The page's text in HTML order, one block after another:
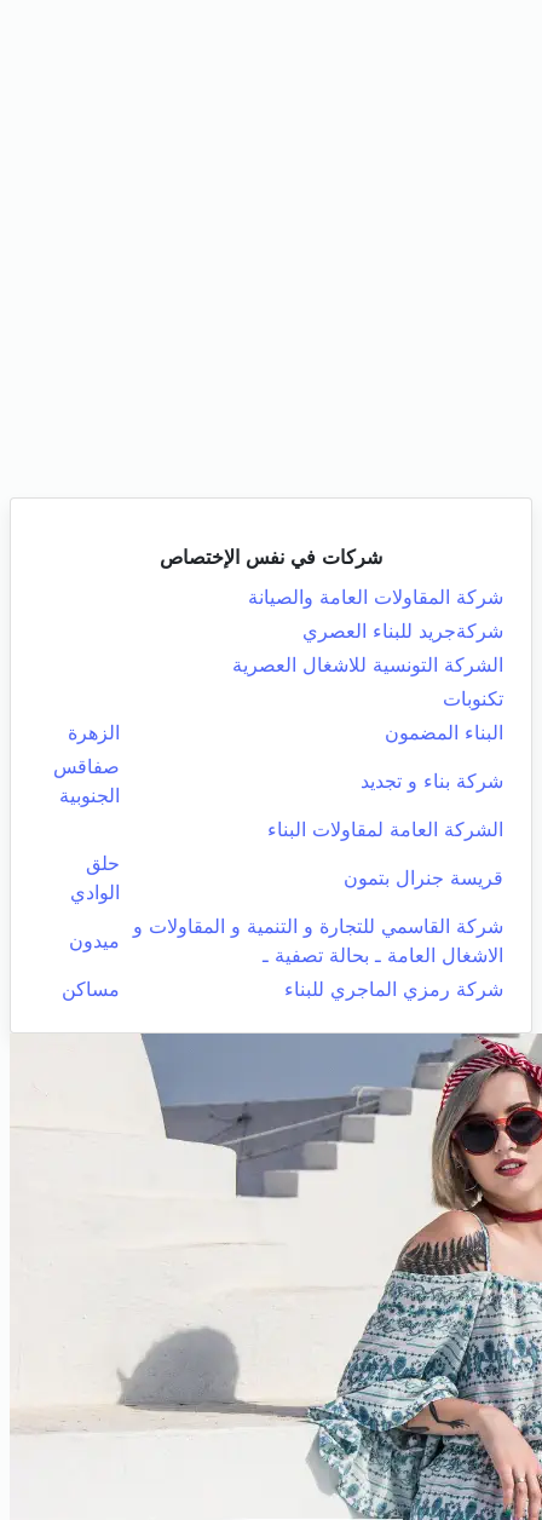
شركات في نفس الإختصاص
شركة المقاولات العامة والصيانة
شركةجريد للبناء العصري
الشركة التونسية للاشغال العصرية
تكنوبات
البناء المضمون
الزهرة
شركة بناء و تجديد
صفاقس
الجنوبية
الشركة العامة لمقاولات البناء
قريسة جنرال بتمون
حلق
الوادي
شركة القاسمي للتجارة و التنمية و المقاولات و
الاشغال العامة ـ بحالة تصفية ـ
ميدون
شركة رمزي الماجري للبناء مساكن